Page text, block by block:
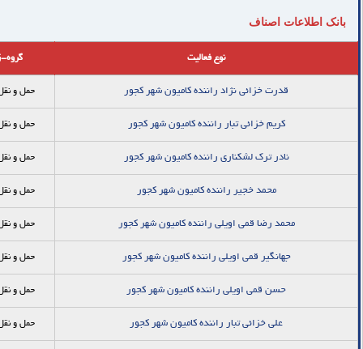
بانک اطلاعات اصناف
نوع فعالیت گروه-
قدرت خزائی نژاد راننده کامیون شهر کجور حمل و
کریم خزائی تبار راننده کامیون شهر کجور حمل و
نادر ترک لشکناری راننده کامیون شهر کجور حمل و
محمد خجیر راننده کامیون شهر کجور حمل و
محمد رضا قمی اویلی راننده کامیون شهر کجور حمل و
جهانگیر قمی اویلی راننده کامیون شهر کجور حمل و
حسن قمی اویلی راننده کامیون شهر کجور حمل و
علی خزائی تبار راننده کامیون شهر کجور حمل و